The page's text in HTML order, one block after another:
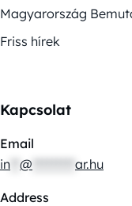
Magyarország
Friss hírek
Kapcsolat
Email
in @ ar.hu
Address